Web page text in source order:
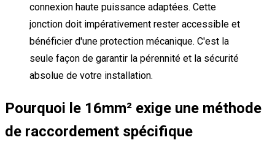
connexion haute puissance adaptées. Cette
jonction doit impérativement rester accessible et
bénéficier d'une protection mécanique. C'est la
seule façon de garantir la pérennité et la sécurité
absolue de votre installation.
Pourquoi le 16mm² exige une méthode
de raccordement spécifique